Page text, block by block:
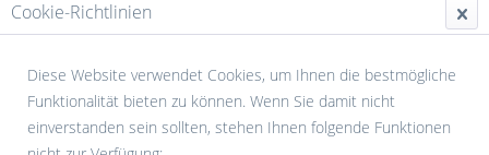
Cookie-Richtlinien
Diese Website verwendet Cookies, um Ihnen die bestmögliche
Funktionalität bieten zu können. Wenn Sie damit nicht
einverstanden sein sollten, stehen Ihnen folgende Funktionen